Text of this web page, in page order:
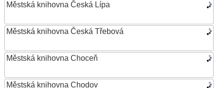
Městská knihovna Česká Lípa
Městská knihovna Česká Třebová
Městská knihovna Choceň
Městská knihovna Chodov